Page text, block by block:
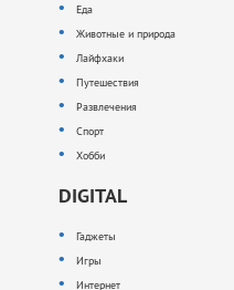
Еда
Животные и природа
Лайфхаки
Путешествия
Развлечения
Спорт
Хобби
DIGITAL
Гаджеты
Игры
Интернет